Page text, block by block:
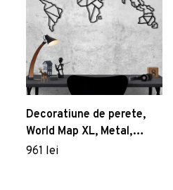
Decoratiune de perete,
World Map XL, Metal,
Dimensiune: 85 x 170 cm,
961 lei